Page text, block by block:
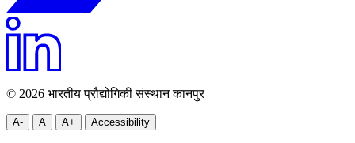
© 2026 भारतीय प्रौद्योगिकी संस्थान कानपुर
A- A A+ Accessibility